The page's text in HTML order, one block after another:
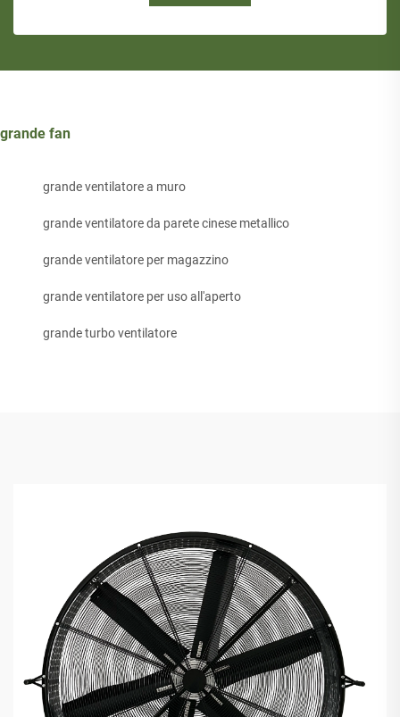
grande fan
grande ventilatore a muro
grande ventilatore da parete cinese metallico
grande ventilatore per magazzino
grande ventilatore per uso all'aperto
grande turbo ventilatore